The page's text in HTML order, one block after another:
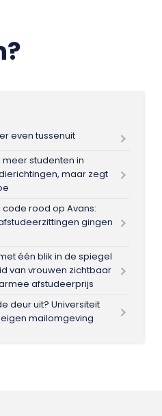
even tussenuit
meer studenten in
maar zegt
code rood op Avans:
gingen
één blik in de spiegel
van vrouwen zichtbaar
afstudeerprijs
deur uit? Universiteit
mailomgeving